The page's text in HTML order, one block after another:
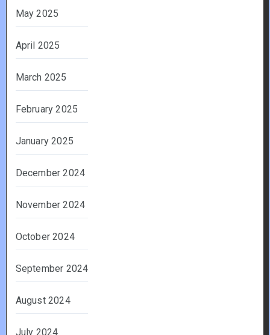
May 2025
April 2025
March 2025
February 2025
January 2025
December 2024
November 2024
October 2024
September 2024
August 2024
July 2024